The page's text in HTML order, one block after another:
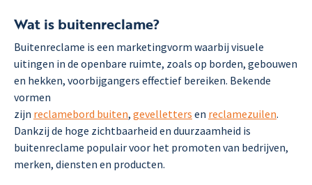
Wat is buitenreclame?
Buitenreclame is een marketingvorm waarbij visuele
uitingen in de openbare ruimte, zoals op borden, gebouwen
en hekken, voorbijgangers effectief bereiken. Bekende
vormen
zijn reclamebord buiten, gevelletters en reclamezuilen.
Dankzij de hoge zichtbaarheid en duurzaamheid is
buitenreclame populair voor het promoten van bedrijven,
merken, diensten en producten.